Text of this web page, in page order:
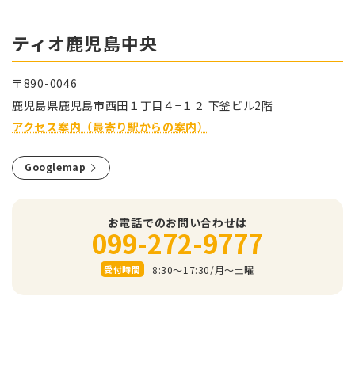
ティオ⿅児島中央
〒890-0046
⿅児島県⿅児島市⻄⽥１丁⽬４−１２ 下釜ビル2階
アクセス案内（最寄り駅からの案内）
Googlemap
お電話でのお問い合わせは
099-272-9777
受付時間 8:30～17:30/⽉〜⼟曜